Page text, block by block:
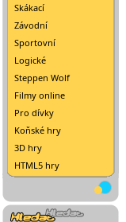
Skákací
Závodní
Sportovní
Logické
Steppen Wolf
Filmy online
Pro dívky
Koňské hry
3D hry
HTML5 hry